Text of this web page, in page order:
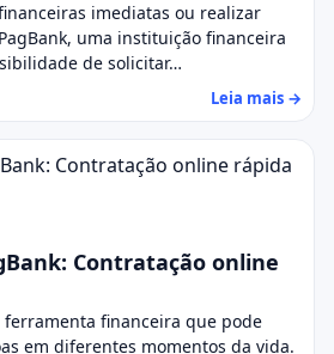
imediatas ou realizar
uma instituição financeira
de solicitar…
Leia mais →
Contratação online
financeira que pode
em diferentes momentos da vida.